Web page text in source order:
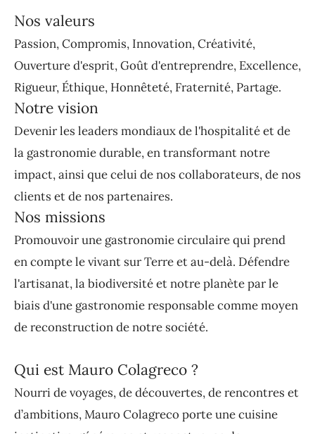
Nos valeurs
Passion, Compromis, Innovation, Créativité,
Ouverture d'esprit, Goût d'entreprendre, Excellence,
Rigueur, Éthique, Honnêteté, Fraternité, Partage.
Notre vision
Devenir les leaders mondiaux de l'hospitalité et de
la gastronomie durable, en transformant notre
impact, ainsi que celui de nos collaborateurs, de nos
clients et de nos partenaires.
Nos missions
Promouvoir une gastronomie circulaire qui prend
en compte le vivant sur Terre et au-delà. Défendre
l'artisanat, la biodiversité et notre planète par le
biais d'une gastronomie responsable comme moyen
de reconstruction de notre société.
Qui est Mauro Colagreco ?
Nourri de voyages, de découvertes, de rencontres et
d’ambitions, Mauro Colagreco porte une cuisine